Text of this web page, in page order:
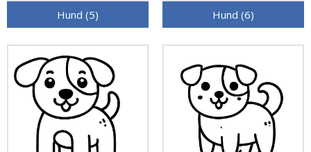
Hund (5) Hund (6)